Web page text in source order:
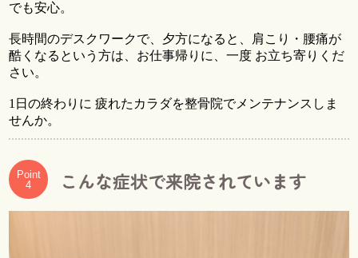
でも安心。
長時間のデスクワークで、夕方になると、肩こり・腰痛が
酷くなるという方は、お仕事帰りに、一度 お立ち寄りくだ
さい。
1日の終わりに 疲れたカラダを整骨院でメンテナンスしま
せんか。
Point
4
こんな症状で来院されています